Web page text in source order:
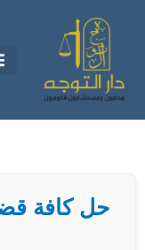
المحتوى
حل كافة